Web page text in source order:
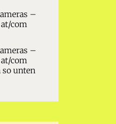
–
com
–
com
so unten